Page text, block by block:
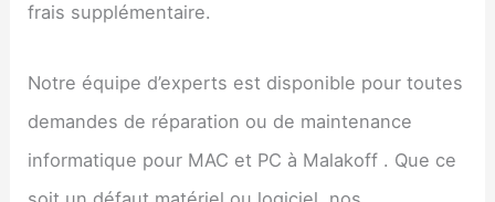
frais supplémentaire.
Notre équipe d’experts est disponible pour toutes
demandes de réparation ou de maintenance
informatique pour MAC et PC à Malakoff . Que ce